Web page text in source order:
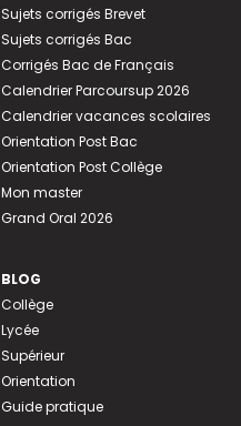
Sujets corrigés Brevet
Sujets corrigés Bac
Corrigés Bac de Français
Calendrier Parcoursup 2026
Calendrier vacances scolaires
Orientation Post Bac
Orientation Post Collège
Mon master
Grand Oral 2026
BLOG
Collège
Lycée
Supérieur
Orientation
Guide pratique